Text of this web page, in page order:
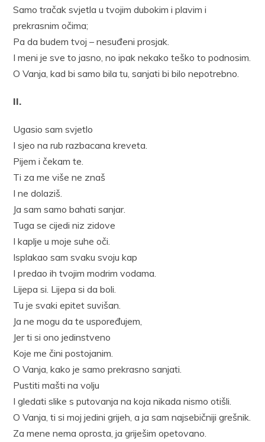
Samo tračak svjetla u tvojim dubokim i plavim i
prekrasnim očima;
Pa da budem tvoj – nesuđeni prosjak.
I meni je sve to jasno, no ipak nekako teško to podnosim.
O Vanja, kad bi samo bila tu, sanjati bi bilo nepotrebno.
II.
Ugasio sam svjetlo
I sjeo na rub razbacana kreveta.
Pijem i čekam te.
Ti za me više ne znaš
I ne dolaziš.
Ja sam samo bahati sanjar.
Tuga se cijedi niz zidove
I kaplje u moje suhe oči.
Isplakao sam svaku svoju kap
I predao ih tvojim modrim vodama.
Lijepa si. Lijepa si da boli.
Tu je svaki epitet suvišan.
Ja ne mogu da te uspoređujem,
Jer ti si ono jedinstveno
Koje me čini postojanim.
O Vanja, kako je samo prekrasno sanjati.
Pustiti mašti na volju
I gledati slike s putovanja na koja nikada nismo otišli.
O Vanja, ti si moj jedini grijeh, a ja sam najsebičniji grešnik.
Za mene nema oprosta, ja griješim opetovano.